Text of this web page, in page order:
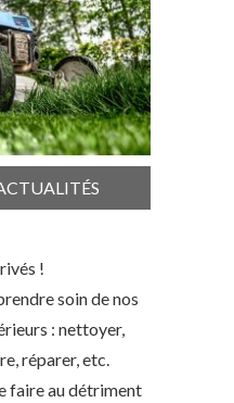
!
soin de nos
: nettoyer,
réparer, etc.
faire au détriment